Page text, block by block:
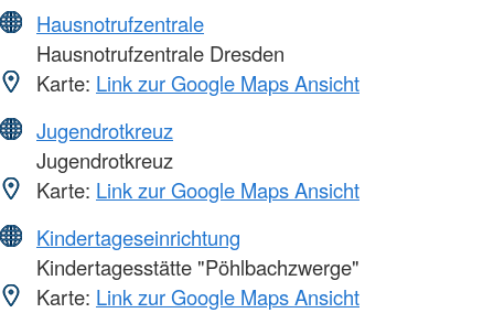
Hausnotrufzentrale
Hausnotrufzentrale Dresden
Karte: Link zur Google Maps Ansicht
Jugendrotkreuz
Jugendrotkreuz
Karte: Link zur Google Maps Ansicht
Kindertageseinrichtung
Kindertagesstätte "Pöhlbachzwerge"
Karte: Link zur Google Maps Ansicht